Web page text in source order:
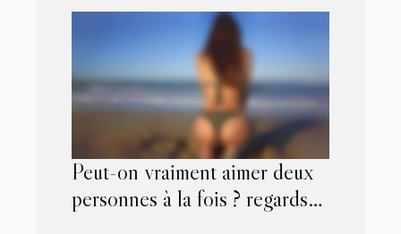
Peut-on vraiment aimer deux
personnes à la fois ? regards